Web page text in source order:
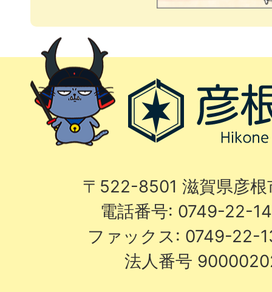
〒522-8501 滋賀県彦
電話番号: 0749-22-
ファックス: 0749-22-
法人番号